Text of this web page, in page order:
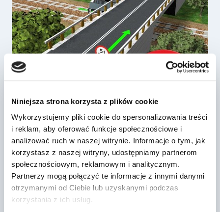
Niniejsza strona korzysta z plików cookie
Wykorzystujemy pliki cookie do spersonalizowania treści
i reklam, aby oferować funkcje społecznościowe i
analizować ruch w naszej witrynie. Informacje o tym, jak
korzystasz z naszej witryny, udostępniamy partnerom
społecznościowym, reklamowym i analitycznym.
Partnerzy mogą połączyć te informacje z innymi danymi
otrzymanymi od Ciebie lub uzyskanymi podczas
korzystania z ich usług.
Ten znak zakazu oznacza zakaz …
Przez 2023-09-06